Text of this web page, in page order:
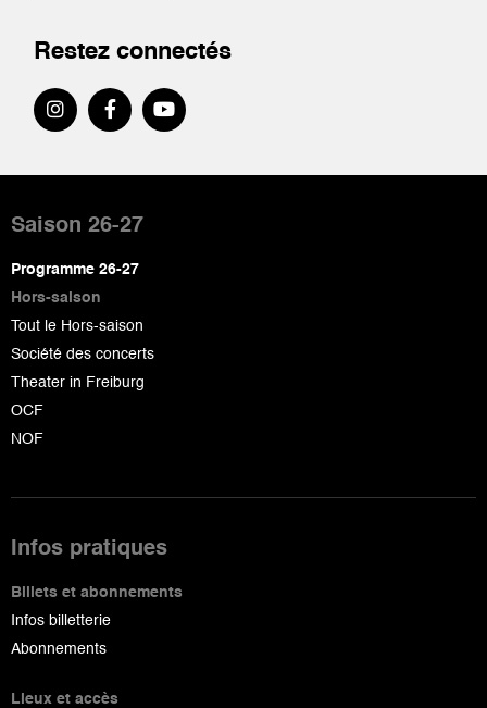
Restez connectés
de
page
Saison 26-27
Programme 26-27
Hors-saison
Tout le Hors-saison
Société des concerts
Theater in Freiburg
OCF
NOF
Infos pratiques
Billets et abonnements
Infos billetterie
Abonnements
Lieux et accès